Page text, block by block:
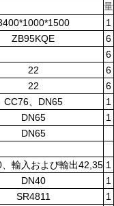
量
1
ZB95KQE
6
6
22
6
22
6
CC76、DN65
1
DN65
1
DN65
輸入および輸出42,35 1
DN40
1
SR4811
1